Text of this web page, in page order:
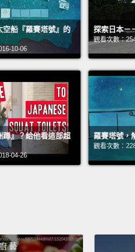
空船『羅賽塔號』的
10-06
探索日本－
觀看次數：
蹲』？給他看這部超
04-26
羅賽塔號，
觀看次數：
廚 藝